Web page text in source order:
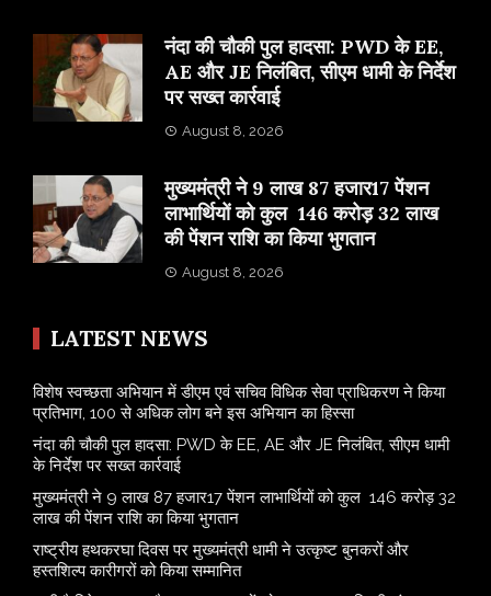
नंदा की चौकी पुल हादसा: PWD के EE,
AE और JE निलंबित, सीएम धामी के निर्देश
पर सख्त कार्रवाई
August 8, 2026
मुख्यमंत्री ने 9 लाख 87 हजार17 पेंशन
लाभार्थियों को कुल 146 करोड़ 32 लाख
की पेंशन राशि का किया भुगतान
August 8, 2026
LATEST NEWS
विशेष स्वच्छता अभियान में डीएम एवं सचिव विधिक सेवा प्राधिकरण ने किया
प्रतिभाग, 100 से अधिक लोग बने इस अभियान का हिस्सा
नंदा की चौकी पुल हादसा: PWD के EE, AE और JE निलंबित, सीएम धामी
के निर्देश पर सख्त कार्रवाई
मुख्यमंत्री ने 9 लाख 87 हजार17 पेंशन लाभार्थियों को कुल 146 करोड़ 32
लाख की पेंशन राशि का किया भुगतान
राष्ट्रीय हथकरघा दिवस पर मुख्यमंत्री धामी ने उत्कृष्ट बुनकरों और
हस्तशिल्प कारीगरों को किया सम्मानित